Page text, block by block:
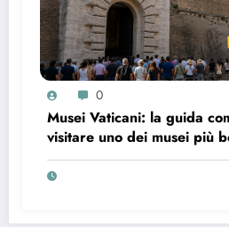
0
Musei Vaticani: la guida
visitare uno dei musei più